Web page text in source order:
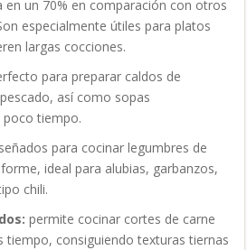
un 70% en comparación con otros
especialmente útiles para platos
largas cocciones.
para preparar caldos de
así como sopas
tiempo.
para cocinar legumbres de
ideal para alubias, garbanzos,
chili.
permite cocinar cortes de carne
tiempo, consiguiendo texturas tiernas